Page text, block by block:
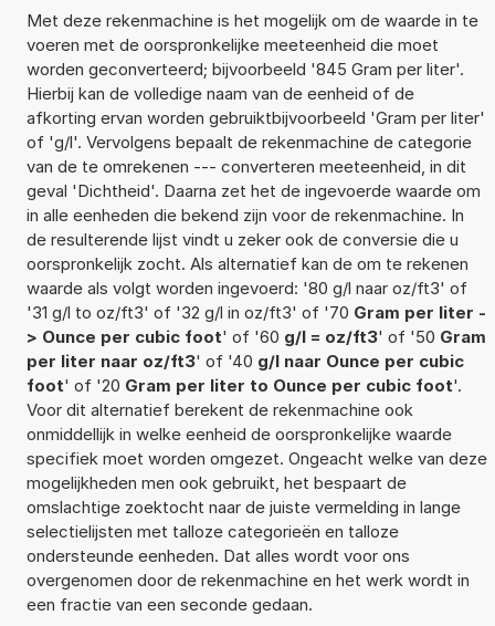
Met deze rekenmachine is het mogelijk om de waarde in te
voeren met de oorspronkelijke meeteenheid die moet
worden geconverteerd; bijvoorbeeld '845 Gram per liter'.
Hierbij kan de volledige naam van de eenheid of de
afkorting ervan worden gebruiktbijvoorbeeld 'Gram per liter'
of 'g/l'. Vervolgens bepaalt de rekenmachine de categorie
van de te omrekenen --- converteren meeteenheid, in dit
geval 'Dichtheid'. Daarna zet het de ingevoerde waarde om
in alle eenheden die bekend zijn voor de rekenmachine. In
de resulterende lijst vindt u zeker ook de conversie die u
oorspronkelijk zocht. Als alternatief kan de om te rekenen
waarde als volgt worden ingevoerd: '80 g/l naar oz/ft3' of
'31 g/l to oz/ft3' of '32 g/l in oz/ft3' of '70 Gram per liter -
> Ounce per cubic foot' of '60 g/l = oz/ft3' of '50 Gram
per liter naar oz/ft3' of '40 g/l naar Ounce per cubic
foot' of '20 Gram per liter to Ounce per cubic foot'.
Voor dit alternatief berekent de rekenmachine ook
onmiddellijk in welke eenheid de oorspronkelijke waarde
specifiek moet worden omgezet. Ongeacht welke van deze
mogelijkheden men ook gebruikt, het bespaart de
omslachtige zoektocht naar de juiste vermelding in lange
selectielijsten met talloze categorieën en talloze
ondersteunde eenheden. Dat alles wordt voor ons
overgenomen door de rekenmachine en het werk wordt in
een fractie van een seconde gedaan.